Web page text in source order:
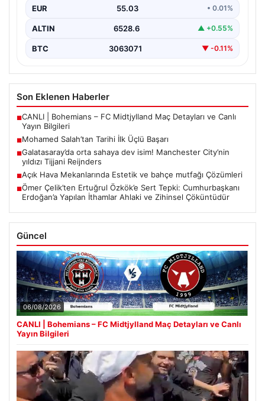
EUR 55.03 • 0.01%
ALTIN 6528.6 ▲ +0.55%
BTC 3063071 ▼ -0.11%
Son Eklenen Haberler
■CANLI | Bohemians – FC Midtjylland Maç Detayları ve Canlı
Yayın Bilgileri
■Mohamed Salah’tan Tarihi İlk Üçlü Başarı
■Galatasaray’da orta sahaya dev isim! Manchester City’nin
yıldızı Tijjani Reijnders
■Açık Hava Mekanlarında Estetik ve bahçe mutfağı Çözümleri
■Ömer Çelik’ten Ertuğrul Özkök’e Sert Tepki: Cumhurbaşkanı
Erdoğan’a Yapılan İthamlar Ahlaki ve Zihinsel Çöküntüdür
Güncel
06/08/2026
CANLI | Bohemians – FC Midtjylland Maç Detayları ve Canlı
Yayın Bilgileri